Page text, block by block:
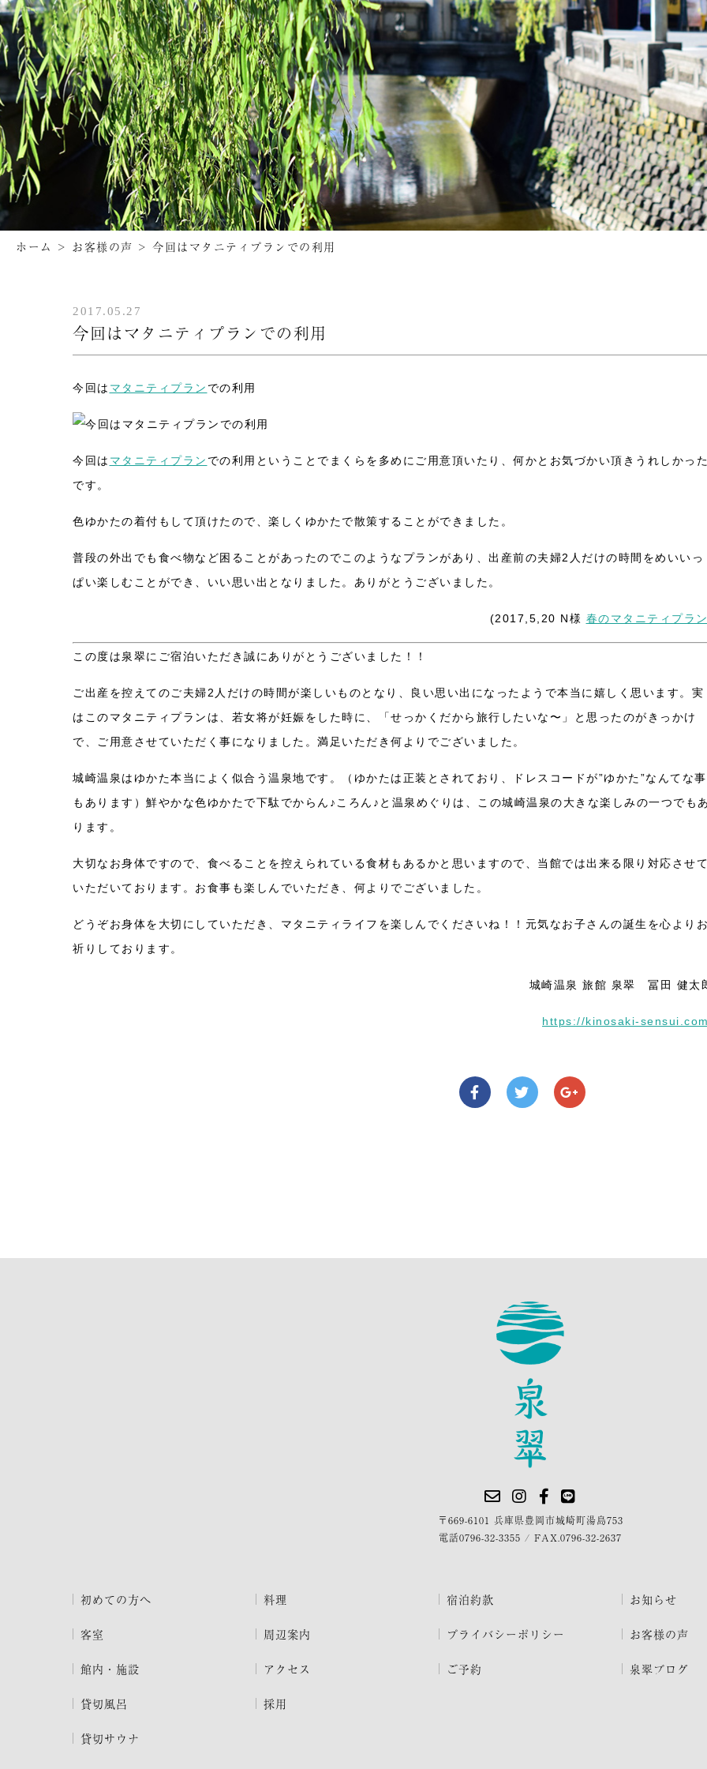
ホーム > お客様の声 > 今回はマタニティプランでの利用
2017.05.27
今回はマタニティプランでの利用
今回は マタニティプラン での利用
今回は マタニティプラン での利用ということでまくらを多めにご用意頂いたり、何かとお気づかい頂きうれしかった
です。
色ゆかたの着付もして頂けたので、楽しくゆかたで散策することができました。
普段の外出でも食べ物など困ることがあったのでこのようなプランがあり、出産前の夫婦2人だけの時間をめいいっ
ぱい楽しむことができ、いい思い出となりました。ありがとうございました。
(2017,5,20 N様 春のマタニティプラン
この度は泉翠にご宿泊いただき誠にありがとうございました！！
ご出産を控えてのご夫婦2人だけの時間が楽しいものとなり、良い思い出になったようで本当に嬉しく思います。実
はこのマタニティプランは、若女将が妊娠をした時に、「せっかくだから旅行したいな〜」と思ったのがきっかけ
で、ご用意させていただく事になりました。満足いただき何よりでございました。
城崎温泉はゆかた本当によく似合う温泉地です。（ゆかたは正装とされており、ドレスコードが”ゆかた”なんてな事
もあります）鮮やかな色ゆかたで下駄でからん♪ころん♪と温泉めぐりは、この城崎温泉の大きな楽しみの一つでもあ
ります。
大切なお身体ですので、食べることを控えられている食材もあるかと思いますので、当館では出来る限り対応させて
いただいております。お食事も楽しんでいただき、何よりでございました。
どうぞお身体を大切にしていただき、マタニティライフを楽しんでくださいね！！元気なお子さんの誕生を心よりお
祈りしております。
城崎温泉 旅館 泉翠 冨田 健太
https://kinosaki-
〒669-6101 兵庫県豊岡市城崎町湯島753
電話0796-32-3355 / FAX.0796-32-2637
初めての方へ
客室
館内・施設
貸切風呂
貸切サウナ
料理
周辺案内
アクセス
採用
宿泊約款
プライバシーポリシー
ご予約
お知らせ
お客様の声
泉翠ブログ